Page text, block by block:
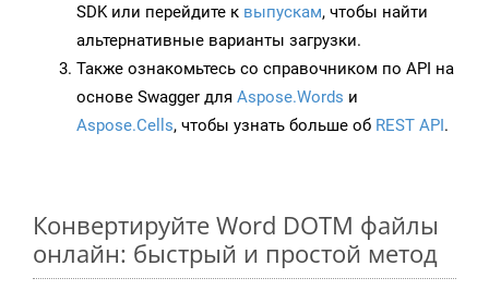
SDK или перейдите к выпускам, чтобы найти
альтернативные варианты загрузки.
Также ознакомьтесь со справочником по API на
основе Swagger для Aspose.Words и
Aspose.Cells, чтобы узнать больше об REST API.
Конвертируйте Word DOTM файлы
онлайн: быстрый и простой метод